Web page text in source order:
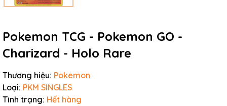
Pokemon TCG - Pokemon GO -
Charizard - Holo Rare
Thương hiệu: Pokemon
Loại: PKM SINGLES
Tình trạng: Hết hàng